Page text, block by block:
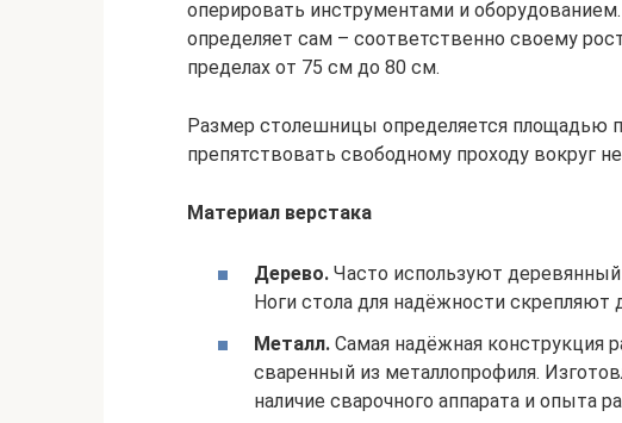
оперировать инструментами и
определяет сам – соответственно своему
пределах от 75 см до 80 см.
Размер столешницы определяется площадью
препятствовать свободному проходу вокруг
Материал верстака
Дерево. Часто используют
Ноги стола для надёжности скрепляют
Металл. Самая надёжная конструкция
сваренный из металлопрофиля.
наличие сварочного аппарата и опыта